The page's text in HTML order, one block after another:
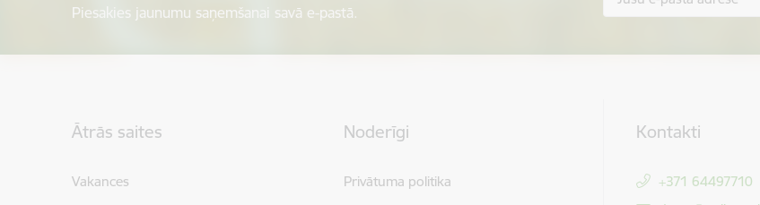
Piesakies jaunumu saņemšanai savā e-pastā.
Ātrās saites
Vakances
Noderīgi
Privātuma politika
Kontakti
+371 64497710